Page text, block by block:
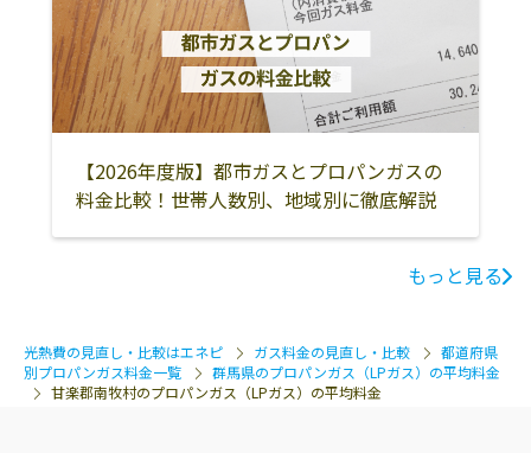
【2026年度版】都市ガスとプロパンガスの
料金比較！世帯人数別、地域別に徹底解説
もっと見る
光熱費の見直し・比較はエネピ ガス料金の見直し・比較
都道府県
別プロパンガス料金一覧
群馬県のプロパンガス（LPガス）の平均料金
甘楽郡南牧村のプロパンガス（LPガス）の平均料金